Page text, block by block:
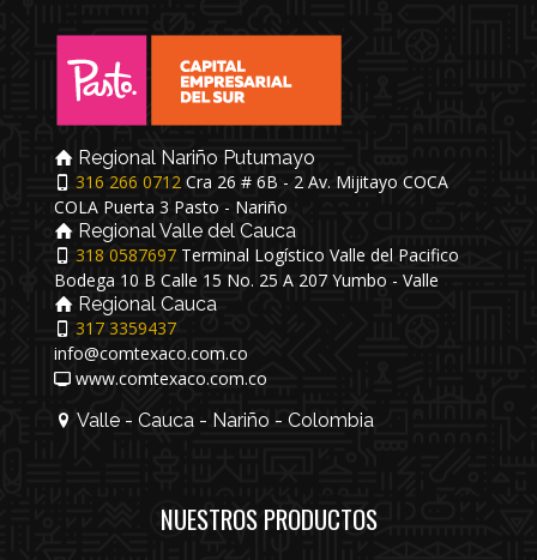
Regional Nariño Putumayo
316 266 0712 Cra 26 # 6B - 2 Av. Mijitayo COCA
COLA Puerta 3 Pasto - Nariño
Regional Valle del Cauca
318 0587697 Terminal Logístico Valle del Pacifico
Bodega 10 B Calle 15 No. 25 A 207 Yumbo - Valle
Regional Cauca
317 3359437
info@comtexaco.com.co
www.comtexaco.com.co
Valle - Cauca - Nariño - Colombia
NUESTROS PRODUCTOS